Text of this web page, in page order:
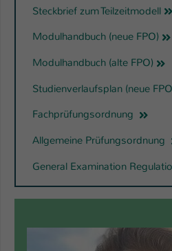
Steckbrief zum Teilzeitmodell
Modulhandbuch (neue FPO)
Modulhandbuch (alte FPO)
Studienverlaufsplan (neue
Fachprüfungsordnung
Allgemeine Prüfungsordnung
General Examination